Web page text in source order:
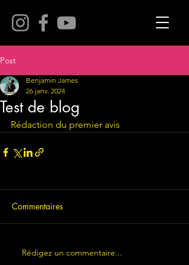
Post
Test de blog
Benjamin James
26 janv. 2024
Rédaction du premier avis
Commentaires
Rédigez un commentaire...